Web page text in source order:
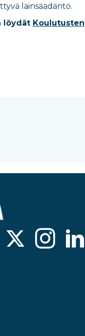
lainsäädäntö.
löydät Koulutusten